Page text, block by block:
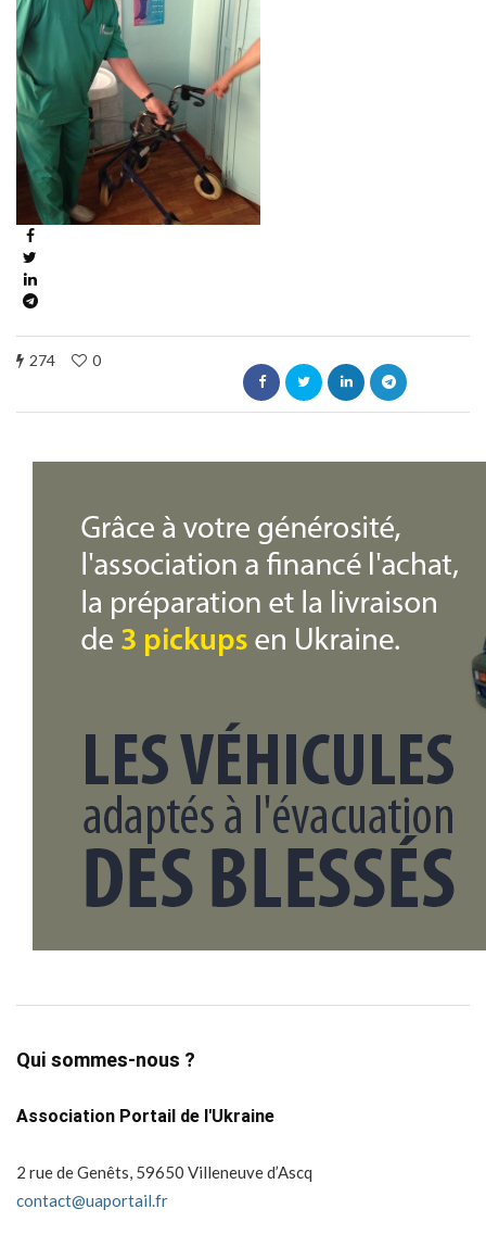
274 0
Qui sommes-nous ?
Association Portail de l'Ukraine
2 rue de Genêts, 59650 Villeneuve d’Ascq
contact@uaportail.fr